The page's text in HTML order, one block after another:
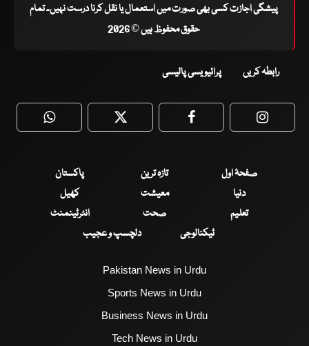
پیشگی اجازت کسی بھی صورت میں استعمال یا نقل کرنا درست نہیں۔ تمام
حقوق محفوظ ہیں © 2026
رابطہ کریں پرائیویسی پالیسی
WhatsApp Twitter Facebook
صفحۂ اول تازہ ترین
پاکستان
دنیا
معیشت
کھیل
تعلیم
صحت
انٹرٹینمنٹ
ٹیکنالوجی
دلچسپ و عجیب
Pakistan News in Urdu
Sports News in Urdu
Business News in Urdu
Tech News in Urdu